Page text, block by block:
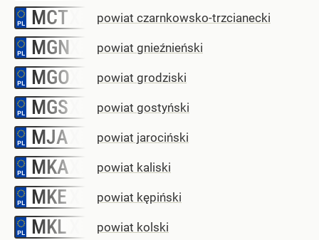
MCT powiat czarnkowsko-trzcianecki
MGN powiat gnieźnieński
MGO powiat grodziski
MGS powiat gostyński
MJA powiat jarociński
MKA powiat kaliski
MKE powiat kępiński
MKL powiat kolski